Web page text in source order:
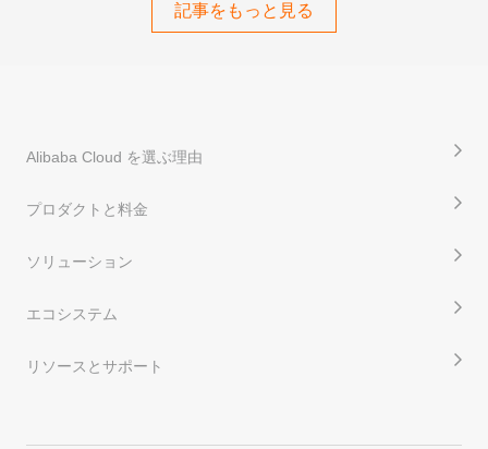
記事をもっと見る
Alibaba Cloud を選ぶ理由
プロダクトと料金
ソリューション
エコシステム
リソースとサポート